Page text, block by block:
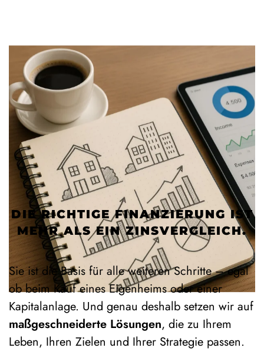
DIE RICHTIGE FINANZIERUNG IST
MEHR ALS EIN ZINSVERGLEICH.
Sie ist die Basis für alle weiteren Schritte – egal
ob beim Kauf eines Eigenheims oder einer
Kapitalanlage. Und genau deshalb setzen wir auf
maßgeschneiderte Lösungen, die zu Ihrem
Leben, Ihren Zielen und Ihrer Strategie passen.